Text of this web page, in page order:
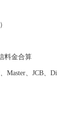
シヒカリのふるさ
豊かな食に恵まれ
る織マークは国内
のほどよろしくお
料金合算
Master、JCB、Di